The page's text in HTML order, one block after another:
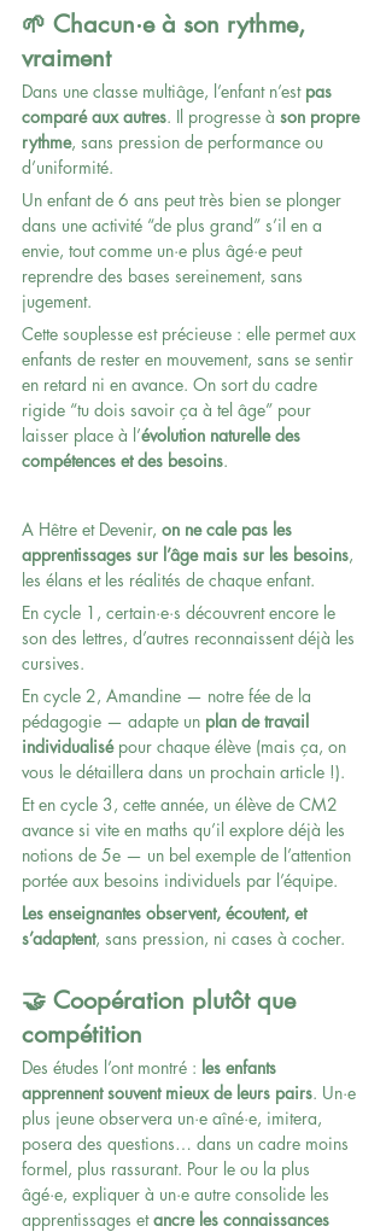
🌱 Chacun·e à son rythme,
vraiment
Dans une classe multiâge, l’enfant n’est pas
comparé aux autres. Il progresse à son propre
rythme, sans pression de performance ou
d’uniformité.
Un enfant de 6 ans peut très bien se plonger
dans une activité “de plus grand” s’il en a
envie, tout comme un·e plus âgé·e peut
reprendre des bases sereinement, sans
jugement.
Cette souplesse est précieuse : elle permet aux
enfants de rester en mouvement, sans se sentir
en retard ni en avance. On sort du cadre
rigide “tu dois savoir ça à tel âge” pour
laisser place à l’évolution naturelle des
compétences et des besoins.
A Hêtre et Devenir, on ne cale pas les
apprentissages sur l’âge mais sur les besoins,
les élans et les réalités de chaque enfant.
En cycle 1, certain·e·s découvrent encore le
son des lettres, d’autres reconnaissent déjà les
cursives.
En cycle 2, Amandine — notre fée de la
pédagogie — adapte un plan de travail
individualisé pour chaque élève (mais ça, on
vous le détaillera dans un prochain article !).
Et en cycle 3, cette année, un élève de CM2
avance si vite en maths qu’il explore déjà les
notions de 5e — un bel exemple de l’attention
portée aux besoins individuels par l’équipe.
Les enseignantes observent, écoutent, et
s’adaptent, sans pression, ni cases à cocher.
🤝 Coopération plutôt que
compétition
Des études l’ont montré : les enfants
apprennent souvent mieux de leurs pairs. Un·e
plus jeune observera un·e aîné·e, imitera,
posera des questions… dans un cadre moins
formel, plus rassurant. Pour le ou la plus
âgé·e, expliquer à un·e autre consolide les
apprentissages et ancre les connaissances